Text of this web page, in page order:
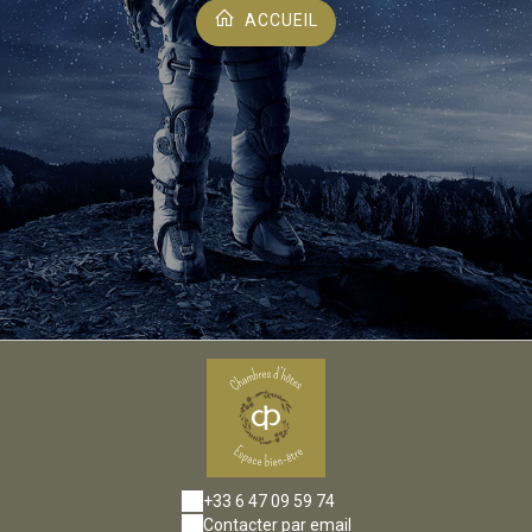
ACCUEIL
+33 6 47 09 59 74
Contacter par email